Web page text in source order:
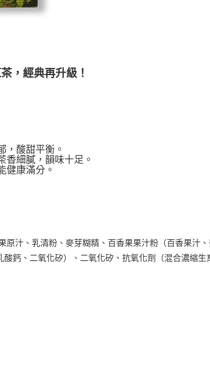
，經典再升級！
，酸甜平衡。
香細膩，韻味十足。
健康滿分。
汁、乳清粉、麥芽糊精、百香果果汁粉（百香果汁、
鈣、二氧化矽）、二氧化矽、抗氧化劑（混合濃縮生